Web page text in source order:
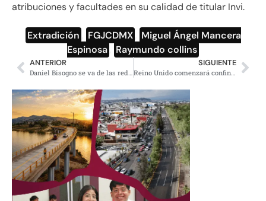
atribuciones y facultades en su calidad de titular Invi.
Extradición FGJCDMX
Miguel Ángel Mancera
Espinosa
Raymundo collins
ANTERIOR
Daniel Bisogno se va de las redes tras llamar muerto de hambre a seguidor de AMLO
SIGUIENTE
Reino Unido comenzará confinamiento de un mes por aumento en casos de Covid-19